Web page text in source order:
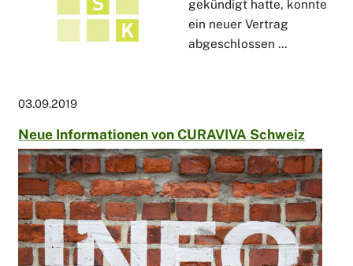
gekündigt hatte, konnte
ein neuer Vertrag
abgeschlossen ...
03.09.2019
Neue Informationen von CURAVIVA Schweiz